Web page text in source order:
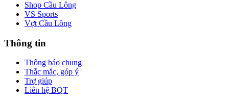
Shop Cầu Lông
VS Sports
Vợt Cầu Lông
Thông tin
Thông báo chung
Thắc mắc, góp ý
Trợ giúp
Liên hệ BQT